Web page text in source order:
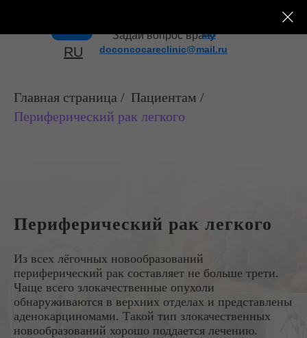
RU
Задай вопрос врачу
08
doconcocareclinic@mail.ru
Главная страница / Пациентам /
Периферический рак легкого
Периферический рак легкого
Из всех лёгочных новообразований
периферический рак составляет не больше трети.
Чаще всего злокачественные опухоли
обнаруживаются в верхних отделах и представлены
аденокарциномами. Такой тип злокачественных
новообразований хорошо поддается лечению.